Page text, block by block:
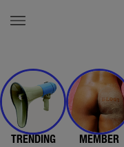
TRENDING MEMBER